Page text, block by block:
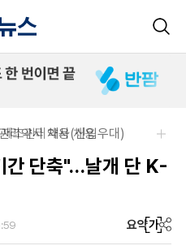
리약사 채용(신입우대)
조관리약사 채용
간 단축"…날개 단 K-
요약가